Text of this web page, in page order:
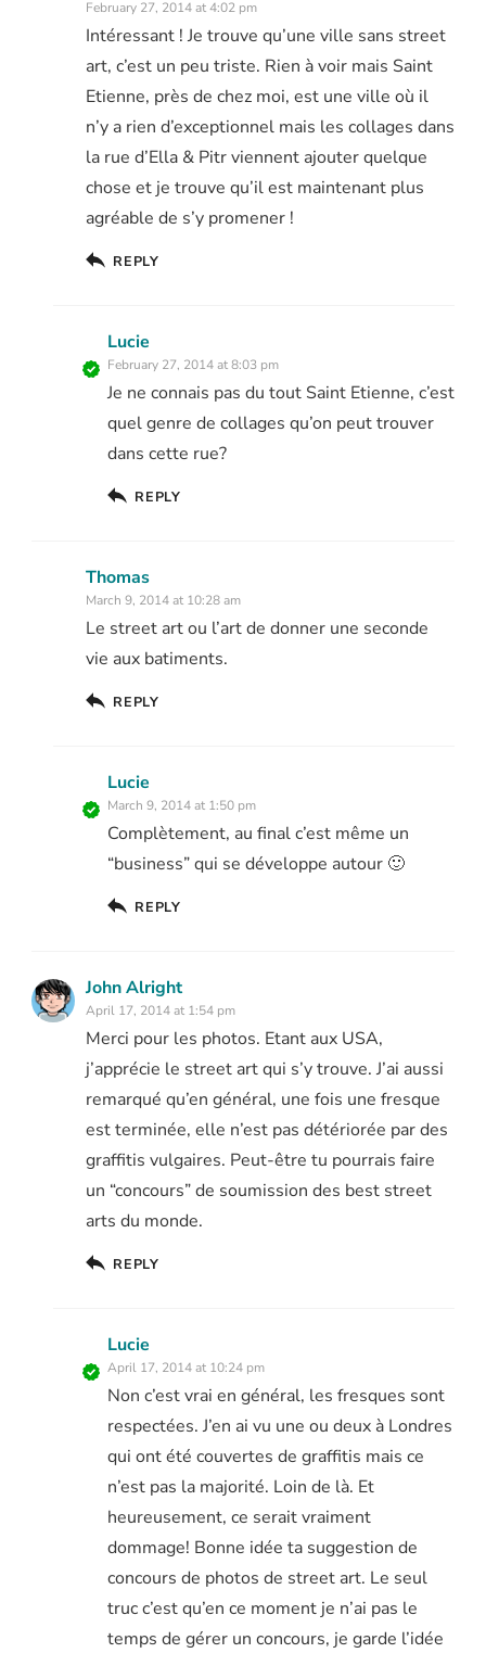
February 27, 2014 at 4:02 pm
Intéressant ! Je trouve qu’une ville sans street
art, c’est un peu triste. Rien à voir mais Saint
Etienne, près de chez moi, est une ville où il
n’y a rien d’exceptionnel mais les collages dans
la rue d’Ella & Pitr viennent ajouter quelque
chose et je trouve qu’il est maintenant plus
agréable de s’y promener !
REPLY
Lucie
February 27, 2014 at 8:03 pm
Je ne connais pas du tout Saint Etienne, c’est
quel genre de collages qu’on peut trouver
dans cette rue?
REPLY
Thomas
March 9, 2014 at 10:28 am
Le street art ou l’art de donner une seconde
vie aux batiments.
REPLY
Lucie
March 9, 2014 at 1:50 pm
Complètement, au final c’est même un
“business” qui se développe autour 🙂
REPLY
John Alright
April 17, 2014 at 1:54 pm
Merci pour les photos. Etant aux USA,
j’apprécie le street art qui s’y trouve. J’ai aussi
remarqué qu’en général, une fois une fresque
est terminée, elle n’est pas détériorée par des
graffitis vulgaires. Peut-être tu pourrais faire
un “concours” de soumission des best street
arts du monde.
REPLY
Lucie
April 17, 2014 at 10:24 pm
Non c’est vrai en général, les fresques sont
respectées. J’en ai vu une ou deux à Londres
qui ont été couvertes de graffitis mais ce
n’est pas la majorité. Loin de là. Et
heureusement, ce serait vraiment
dommage! Bonne idée ta suggestion de
concours de photos de street art. Le seul
truc c’est qu’en ce moment je n’ai pas le
temps de gérer un concours, je garde l’idée